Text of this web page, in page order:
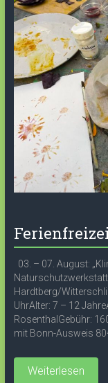
03. – 07. August:
Hardtberg/
UhrAlter: 7 – 12
RosenthalGebühr:
mit Bonn-Ausweis
Weiterlesen